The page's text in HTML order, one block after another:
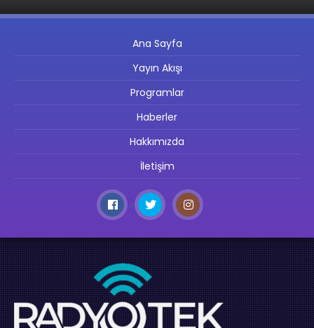
Ana Sayfa
Yayın Akışı
Programlar
Haberler
Hakkımızda
İletişim